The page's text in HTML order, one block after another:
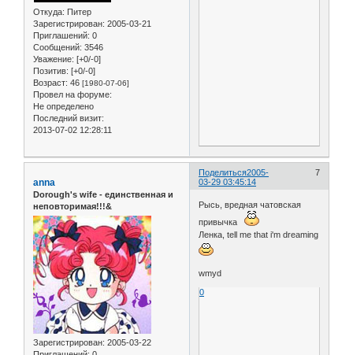
Откуда: Питер
Зарегистрирован: 2005-03-21
Приглашений: 0
Сообщений: 3546
Уважение: [+0/-0]
Позитив: [+0/-0]
Возраст: 46 [1980-07-06]
Провел на форуме:
Не определено
Последний визит:
2013-07-02 12:28:11
Поделиться 7
2005-
03-29 03:45:14
anna
Dorough's wife - единственная и
неповторимая!!!&
Зарегистрирован: 2005-03-22
Рысь, вредная чатовская
привычка
Ленка, tell me that i'm dreaming
wmyd
0